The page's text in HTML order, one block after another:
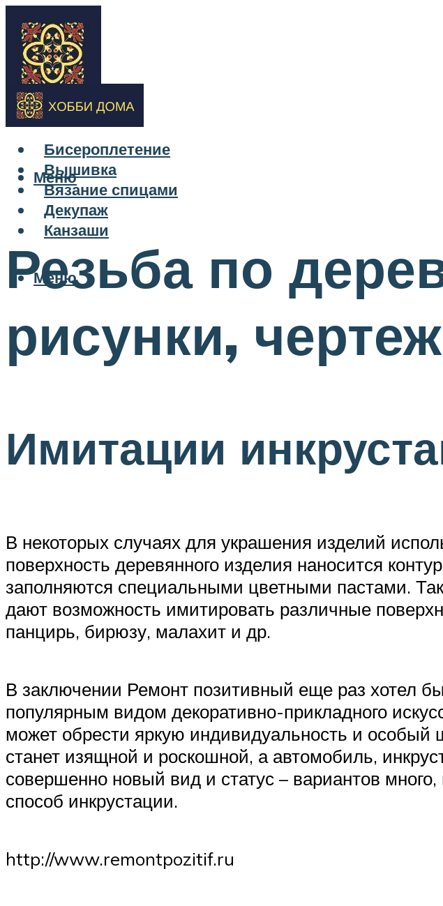
Бисероплетение
Вышивка
Вязание спицами
Декупаж
Канзаши
Меню
Меню
Резьба по
рисунки,
Имитации
В некоторых случаях для украшения изделий
поверхность деревянного изделия наносится
заполняются специальными цветными пастами.
дают возможность имитировать различные
панцирь, бирюзу, малахит и др.
В заключении Ремонт позитивный еще раз хотел бы
популярным видом декоративно-прикладного
может обрести яркую индивидуальность и особый
станет изящной и роскошной, а автомобиль,
совершенно новый вид и статус – вариантов
способ инкрустации.
http://www.remontpozitif.ru